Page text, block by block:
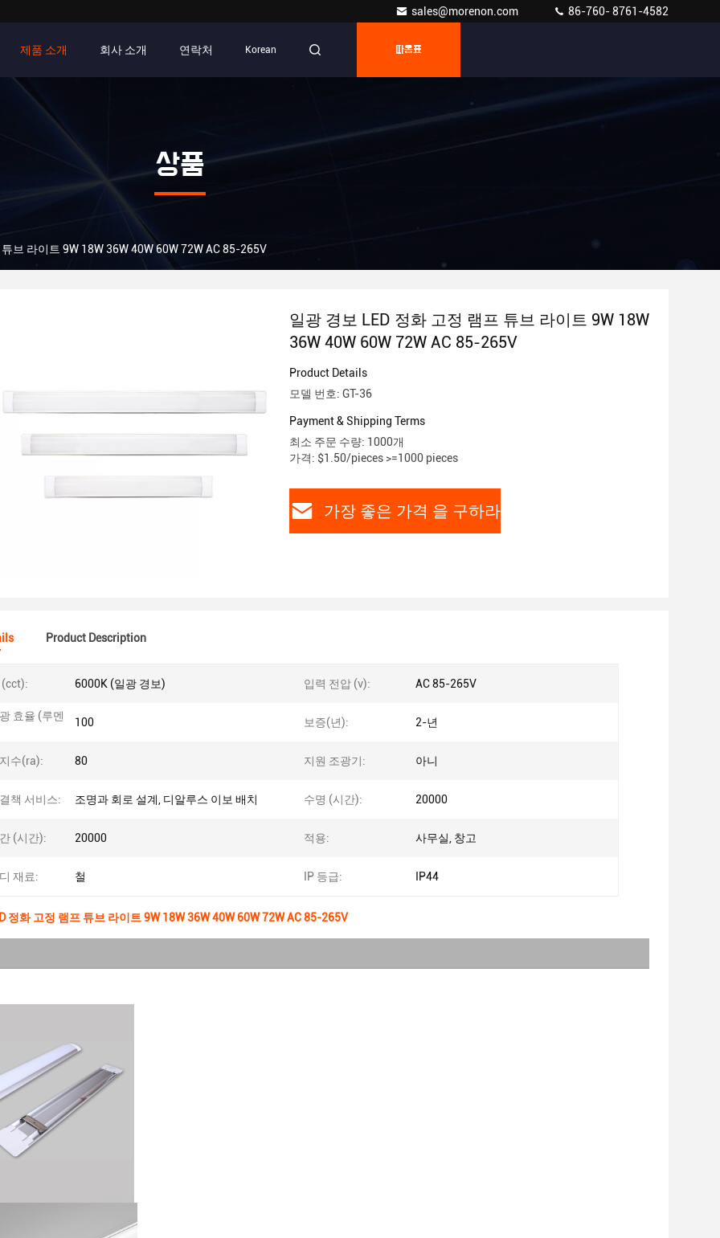
sales@morenon.com 86-760- 8761-4582
제품 소개 회사 소개 연락처 Korean 따옴표
상품
브 라이트 9W 18W 36W 40W 60W 72W AC 85-265V
일광 경보 LED 정화 고정 램프 튜브 라이트 9W 18W
36W 40W 60W 72W AC 85-265V
Product Details
모델 번호: GT-36
Payment & Shipping Terms
최소 주문 수량: 1000개
가격: $1.50/pieces >=1000 pieces
가장 좋은 가격 을 구하라
Product Description
(cct): 6000K (일광 경보) 입력 전압 (v): AC 85-265V
효율 (루멘 100 보증(년): 2-년
수(ra): 80 지원 조광기: 아니
책 서비스: 조명과 회로 설계, 디알루스 이보 배치 수명 (시간): 20000
(시간): 20000 적용: 사무실, 창고
재료: 철 IP 등급: IP44
정화 고정 램프 튜브 라이트 9W 18W 36W 40W 60W 72W AC 85-265V